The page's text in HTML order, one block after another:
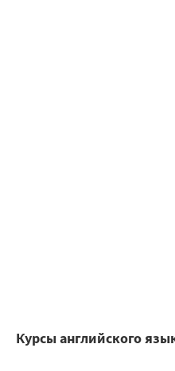
Курсы английского